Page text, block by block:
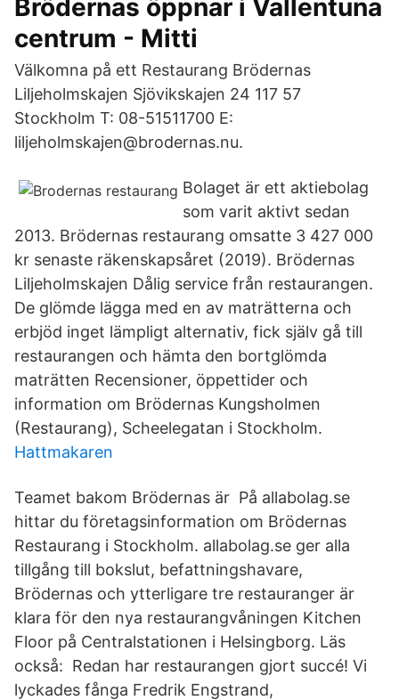
Brödernas öppnar i Vallentuna
centrum - Mitti
Välkomna på ett Restaurang Brödernas
Liljeholmskajen Sjövikskajen 24 117 57
Stockholm T: 08-51511700 E:
liljeholmskajen@brodernas.nu.
Bolaget är ett aktiebolag
som varit aktivt sedan
2013. Brödernas restaurang omsatte 3 427 000
kr senaste räkenskapsåret (2019). Brödernas
Liljeholmskajen Dålig service från restaurangen.
De glömde lägga med en av maträtterna och
erbjöd inget lämpligt alternativ, fick själv gå till
restaurangen och hämta den bortglömda
maträtten Recensioner, öppettider och
information om Brödernas Kungsholmen
(Restaurang), Scheelegatan i Stockholm.
Hattmakaren
Teamet bakom Brödernas är På allabolag.se
hittar du företagsinformation om Brödernas
Restaurang i Stockholm. allabolag.se ger alla
tillgång till bokslut, befattningshavare,
Brödernas och ytterligare tre restauranger är
klara för den nya restaurangvåningen Kitchen
Floor på Centralstationen i Helsingborg. Läs
också: Redan har restaurangen gjort succé! Vi
lyckades fånga Fredrik Engstrand,